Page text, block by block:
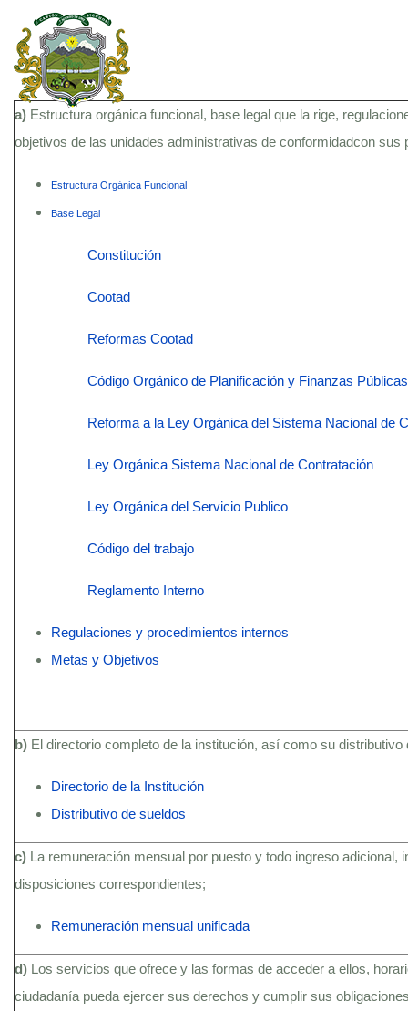
a) Estructura orgánica funcional, base legal que la rige,
objetivos de las unidades administrativas de conformidadcon sus
Estructura Orgánica Funcional
Base Legal
Constitución
Cootad
Reformas Cootad
Código Orgánico de Planificación y Finanzas Públicas
Reforma a la Ley Orgánica del Sistema Nacional de
Ley Orgánica Sistema Nacional de Contratación
Ley Orgánica del Servicio Publico
Código del trabajo
Reglamento Interno
Regulaciones y procedimientos internos
Metas y Objetivos
b) El directorio completo de la institución, así como su distributivo
Directorio de la Institución
Distributivo de sueldos
c) La remuneración mensual por puesto y todo ingreso
disposiciones correspondientes;
Remuneración mensual unificada
d) Los servicios que ofrece y las formas de acceder a ellos,
ciudadanía pueda ejercer sus derechos y cumplir sus